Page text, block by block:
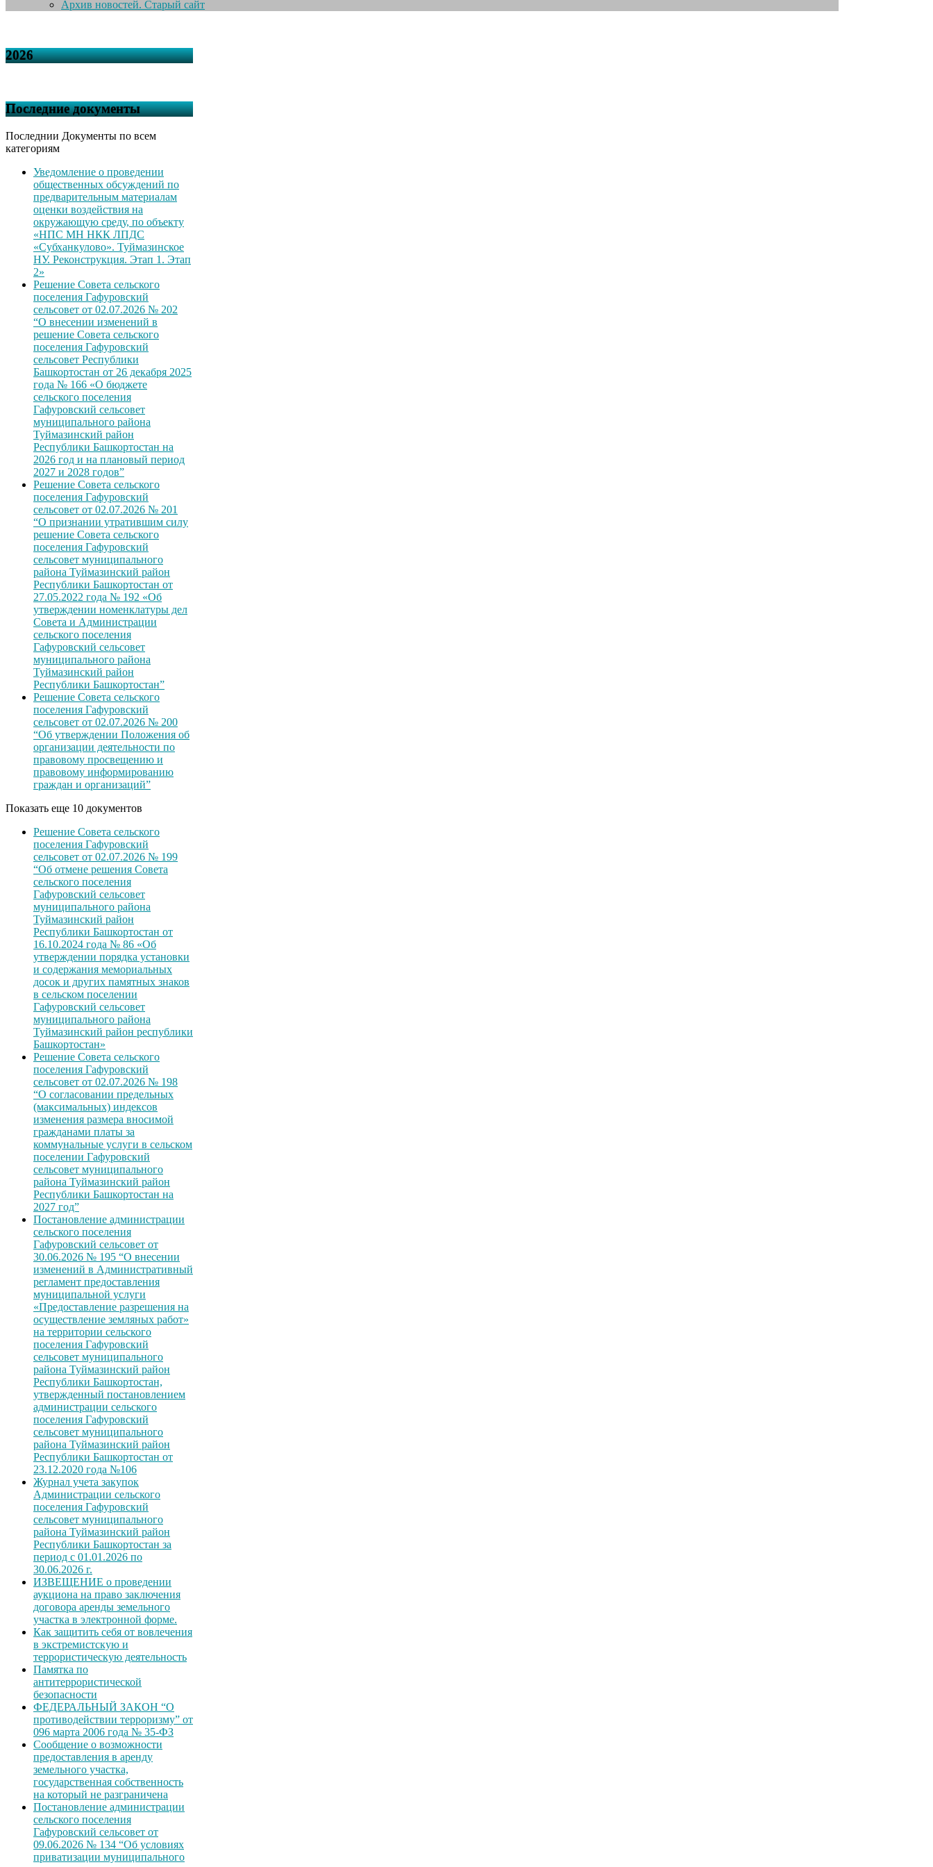
Архив новостей. Старый сайт
2026
Последние документы
Последнии Документы по всем
категориям
Уведомление о проведении
общественных обсуждений по
предварительным материалам
оценки воздействия на
окружающую среду, по объекту
«НПС МН НКК ЛПДС
«Субханкулово». Туймазинское
НУ. Реконструкция. Этап 1. Этап
2»
Решение Совета сельского
поселения Гафуровский
сельсовет от 02.07.2026 № 202
“О внесении изменений в
решение Совета сельского
поселения Гафуровский
сельсовет Республики
Башкортостан от 26 декабря 2025
года № 166 «О бюджете
сельского поселения
Гафуровский сельсовет
муниципального района
Туймазинский район
Республики Башкортостан на
2026 год и на плановый период
2027 и 2028 годов”
Решение Совета сельского
поселения Гафуровский
сельсовет от 02.07.2026 № 201
“О признании утратившим силу
решение Совета сельского
поселения Гафуровский
сельсовет муниципального
района Туймазинский район
Республики Башкортостан от
27.05.2022 года № 192 «Об
утверждении номенклатуры дел
Совета и Администрации
сельского поселения
Гафуровский сельсовет
муниципального района
Туймазинский район
Республики Башкортостан”
Решение Совета сельского
поселения Гафуровский
сельсовет от 02.07.2026 № 200
“Об утверждении Положения об
организации деятельности по
правовому просвещению и
правовому информированию
граждан и организаций”
Показать еще 10 документов
Решение Совета сельского
поселения Гафуровский
сельсовет от 02.07.2026 № 199
“Об отмене решения Совета
сельского поселения
Гафуровский сельсовет
муниципального района
Туймазинский район
Республики Башкортостан от
16.10.2024 года № 86 «Об
утверждении порядка установки
и содержания мемориальных
досок и других памятных знаков
в сельском поселении
Гафуровский сельсовет
муниципального района
Туймазинский район республики
Башкортостан»
Решение Совета сельского
поселения Гафуровский
сельсовет от 02.07.2026 № 198
“О согласовании предельных
(максимальных) индексов
изменения размера вносимой
гражданами платы за
коммунальные услуги в сельском
поселении Гафуровский
сельсовет муниципального
района Туймазинский район
Республики Башкортостан на
2027 год”
Постановление администрации
сельского поселения
Гафуровский сельсовет от
30.06.2026 № 195 “О внесении
изменений в Административный
регламент предоставления
муниципальной услуги
«Предоставление разрешения на
осуществление земляных работ»
на территории сельского
поселения Гафуровский
сельсовет муниципального
района Туймазинский район
Республики Башкортостан,
утвержденный постановлением
администрации сельского
поселения Гафуровский
сельсовет муниципального
района Туймазинский район
Республики Башкортостан от
23.12.2020 года №106
Журнал учета закупок
Администрации сельского
поселения Гафуровский
сельсовет муниципального
района Туймазинский район
Республики Башкортостан за
период с 01.01.2026 по
30.06.2026 г.
ИЗВЕЩЕНИЕ о проведении
аукциона на право заключения
договора аренды земельного
участка в электронной форме.
Как защитить себя от вовлечения
в экстремистскую и
террористическую деятельность
Памятка по
антитеррористической
безопасности
ФЕДЕРАЛЬНЫЙ ЗАКОН “О
противодействии терроризму” от
096 марта 2006 года № 35-ФЗ
Сообщение о возможности
предоставления в аренду
земельного участка,
государственная собственность
на который не разграничена
Постановление администрации
сельского поселения
Гафуровский сельсовет от
09.06.2026 № 134 “Об условиях
приватизации муниципального